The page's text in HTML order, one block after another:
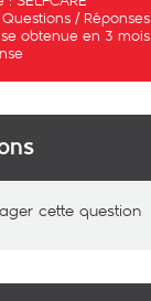
Questions / Réponses
obtenue en 3 mois
cette question